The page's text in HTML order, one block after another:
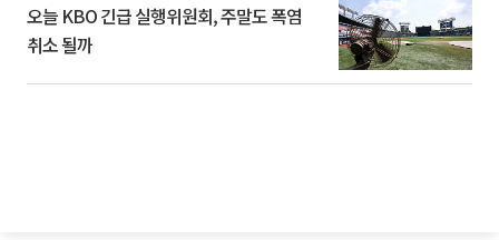
오늘 KBO 긴급 실행위원회, 주말도 폭염
취소 될까